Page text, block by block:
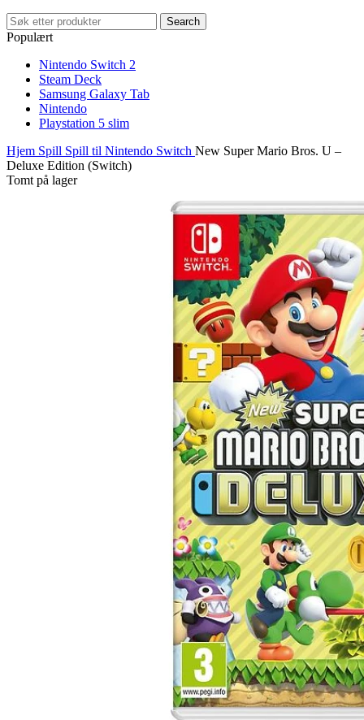
Search
Populært
Nintendo Switch 2
Steam Deck
Samsung Galaxy Tab
Nintendo
Playstation 5 slim
Hjem Spill Spill til Nintendo Switch New Super Mario Bros. U –
Deluxe Edition (Switch)
Tomt på lager